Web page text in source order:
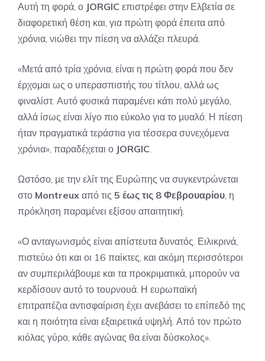
Αυτή τη φορά, ο JORGIC επιστρέφει στην Ελβετία σε
διαφορετική θέση και, για πρώτη φορά έπειτα από
χρόνια, νιώθει την πίεση να αλλάζει πλευρά.
«Μετά από τρία χρόνια, είναι η πρώτη φορά που δεν
έρχομαι ως ο υπερασπιστής του τίτλου, αλλά ως
φιναλίστ. Αυτό φυσικά παραμένει κάτι πολύ μεγάλο,
αλλά ίσως είναι λίγο πιο εύκολο για το μυαλό. Η πίεση
ήταν πραγματικά τεράστια για τέσσερα συνεχόμενα
χρόνια», παραδέχεται ο JORGIC.
Ωστόσο, με την ελίτ της Ευρώπης να συγκεντρώνεται
στο Montreux από τις 5 έως τις 8 Φεβρουαρίου, η
πρόκληση παραμένει εξίσου απαιτητική.
«Ο ανταγωνισμός είναι απίστευτα δυνατός. Ειλικρινά,
πιστεύω ότι και οι 16 παίκτες, και ακόμη περισσότεροι
αν συμπεριλάβουμε και τα προκριματικά, μπορούν να
κερδίσουν αυτό το τουρνουά. Η ευρωπαϊκή
επιτραπέζια αντισφαίριση έχει ανεβάσει το επίπεδό της
και η ποιότητα είναι εξαιρετικά υψηλή. Από τον πρώτο
κιόλας γύρο, κάθε αγώνας θα είναι δύσκολος».